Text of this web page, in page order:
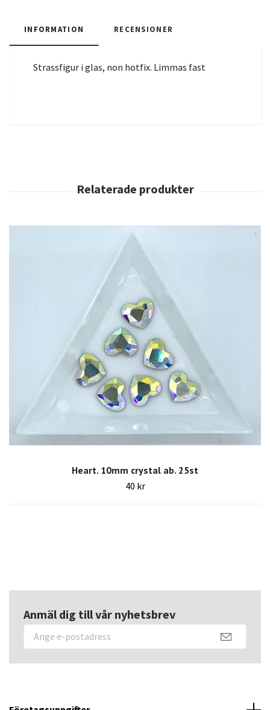
INFORMATION RECENSIONER
Strassfigur i glas, non hotfix. Limmas fast
Heart. 10mm crystal ab. 25st
40 kr
Anmäl dig till vår nyhetsbrev